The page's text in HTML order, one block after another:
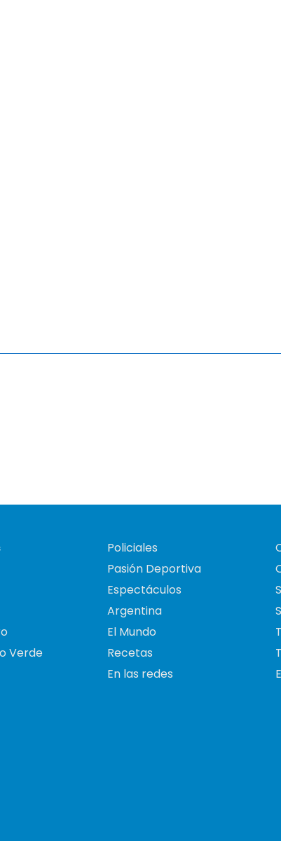
Verde
Policiales
Pasión Deportiva
Espectáculos
Argentina
El Mundo
Recetas
En las redes